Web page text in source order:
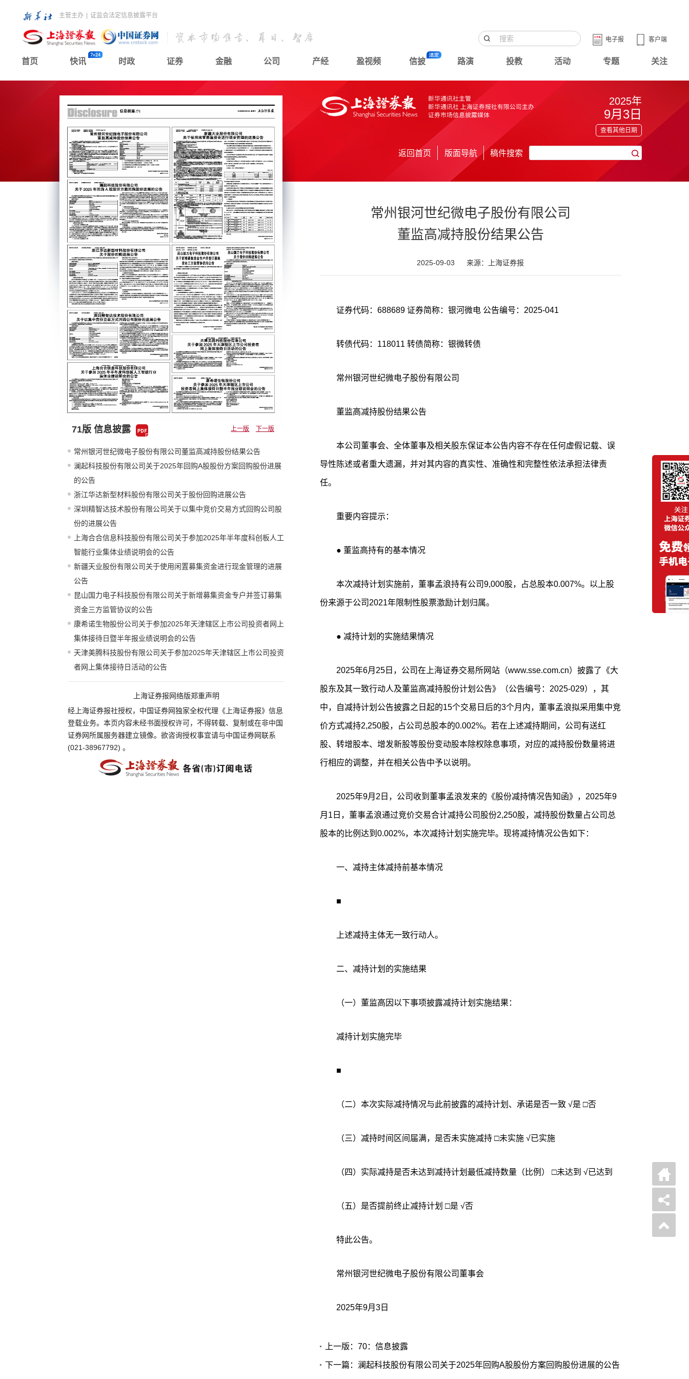
主管主办 证监会法定信息披露平台
客户端
电子报
首页 快讯 时政 证券 金融 公司 产经 盈视频 信披 路演 投教 活动 专题 关注
71版 信息披露 上一版 下一版
常州银河世纪微电子股份有限公司董监高减持股份结果公告
澜起科技股份有限公司关于2025年回购A股股份方案回购股份进展
的公告
浙江华达新型材料股份有限公司关于股份回购进展公告
深圳精智达技术股份有限公司关于以集中竞价交易方式回购公司股
份的进展公告
上海合合信息科技股份有限公司关于参加2025年半年度科创板人工
智能行业集体业绩说明会的公告
新疆天业股份有限公司关于使用闲置募集资金进行现金管理的进展
公告
昆山国力电子科技股份有限公司关于新增募集资金专户并签订募集
资金三方监管协议的公告
康希诺生物股份公司关于参加2025年天津辖区上市公司投资者网上
集体接待日暨半年报业绩说明会的公告
天津美腾科技股份有限公司关于参加2025年天津辖区上市公司投资
者网上集体接待日活动的公告
上海证券报网络版郑重声明
经上海证券报社授权，中国证券网独家全权代理《上海证券报》信息
登载业务。本页内容未经书面授权许可，不得转载、复制或在非中国
证券网所属服务器建立镜像。欲咨询授权事宜请与中国证券网联系
(021-38967792) 。
2025年
9月3日
查看其他日期
返回首页 版面导航 稿件搜索
常州银河世纪微电子股份有限公司
董监高减持股份结果公告
2025-09-03 来源：上海证券报
证券代码：688689 证券简称：银河微电 公告编号：2025-041
转债代码：118011 转债简称：银微转债
常州银河世纪微电子股份有限公司
董监高减持股份结果公告
本公司董事会、全体董事及相关股东保证本公告内容不存在任何虚假记载、误
导性陈述或者重大遗漏，并对其内容的真实性、准确性和完整性依法承担法律责
任。
重要内容提示：
● 董监高持有的基本情况
本次减持计划实施前，董事孟浪持有公司9,000股，占总股本0.007%。以上股
份来源于公司2021年限制性股票激励计划归属。
● 减持计划的实施结果情况
2025年6月25日，公司在上海证券交易所网站（www.sse.com.cn）披露了《大
股东及其一致行动人及董监高减持股份计划公告》（公告编号：2025-029），其
中，自减持计划公告披露之日起的15个交易日后的3个月内，董事孟浪拟采用集中竞
价方式减持2,250股，占公司总股本的0.002%。若在上述减持期间，公司有送红
股、转增股本、增发新股等股份变动股本除权除息事项，对应的减持股份数量将进
行相应的调整，并在相关公告中予以说明。
2025年9月2日，公司收到董事孟浪发来的《股份减持情况告知函》，2025年9
月1日，董事孟浪通过竞价交易合计减持公司股份2,250股，减持股份数量占公司总
股本的比例达到0.002%，本次减持计划实施完毕。现将减持情况公告如下：
一、减持主体减持前基本情况
■
上述减持主体无一致行动人。
二、减持计划的实施结果
（一）董监高因以下事项披露减持计划实施结果：
减持计划实施完毕
■
（二）本次实际减持情况与此前披露的减持计划、承诺是否一致 √是 □否
（三）减持时间区间届满，是否未实施减持 □未实施 √已实施
（四）实际减持是否未达到减持计划最低减持数量（比例） □未达到 √已达到
（五）是否提前终止减持计划 □是 √否
特此公告。
常州银河世纪微电子股份有限公司董事会
2025年9月3日
上一版：70：信息披露
下一篇：澜起科技股份有限公司关于2025年回购A股股份方案回购股份进展的公告